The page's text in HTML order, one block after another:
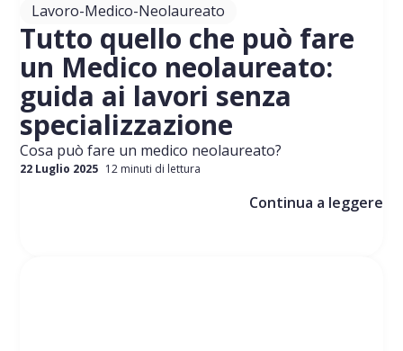
Lavoro-Medico-Neolaureato
Tutto quello che può fare
un Medico neolaureato:
guida ai lavori senza
specializzazione
Cosa può fare un medico neolaureato?
22 Luglio 2025 12 minuti di lettura
Continua a leggere